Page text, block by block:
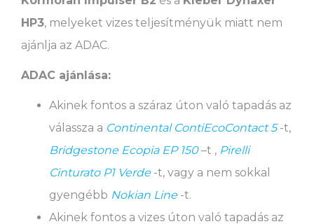
HP3, melyeket vizes teljesítményük miatt nem
ajánlja az ADAC.
ADAC ajánlása:
Akinek fontos a száraz úton való tapadás az
válassza a Continental ContiEcoContact 5-t,
Bridgestone Ecopia EP 150–t , Pirelli
Cinturato P1 Verde-t, vagy a nem sokkal
gyengébb Nokian Line-t.
Akinek fontos a vizes úton való tapadás az